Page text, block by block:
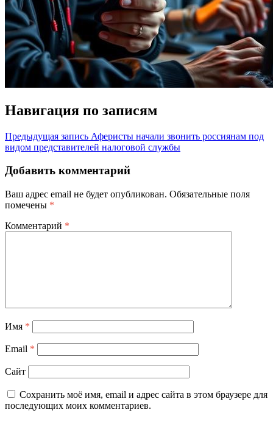
Навигация по записям
Предыдущая запись Аферисты начали звонить россиянам под
видом представителей налоговой службы
Добавить комментарий
Ваш адрес email не будет опубликован. Обязательные поля
помечены *
Комментарий *
Имя *
Email *
Сайт
Сохранить моё имя, email и адрес сайта в этом браузере для
последующих моих комментариев.